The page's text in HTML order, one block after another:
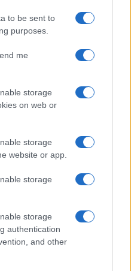
to be sent to
purposes.
me
storage
on web or
storage
website or app.
storage
storage
authentication
and other